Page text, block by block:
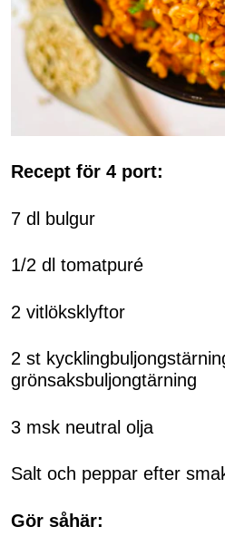
Recept för 4 port:
7 dl bulgur
1/2 dl tomatpuré
2 vitlöksklyftor
2 st
grönsaksbuljongtärning
3 msk neutral olja
Salt och peppar efter
Gör såhär: